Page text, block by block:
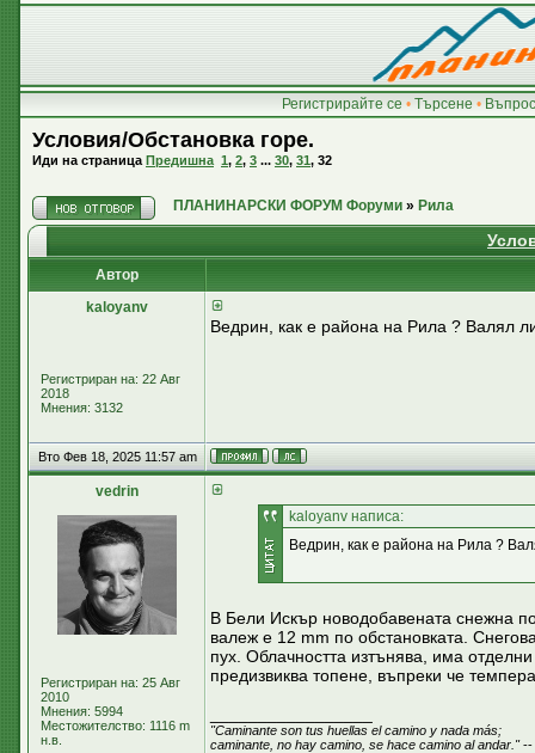
Регистрирайте се • Търсене •
Условия/Обстановка горе.
Иди на страница Предишна 1, 2, 3 ... 30, 31, 32
ПЛАНИНАРСКИ ФОРУМ Форуми » Рила
Автор
kaloyanv
Регистриран на: 22 Авг
2018
Мнения: 3132
Ведрин, как е района на Рила ? Валял
Вто Фев 18, 2025 11:57 am
vedrin
Регистриран на: 25 Авг
2010
Мнения: 5994
Местожителство: 1116 m
н.в.
kaloyanv написа:
Ведрин, как е района на Рила ?
В Бели Искър новодобавената снежна
валеж е 12 mm по обстановката.
пух. Облачността изтънява, има
предизвиква топене, въпреки че
"Caminante son tus huellas el camino y nada más;
caminante, no hay camino, se hace camino al andar."--